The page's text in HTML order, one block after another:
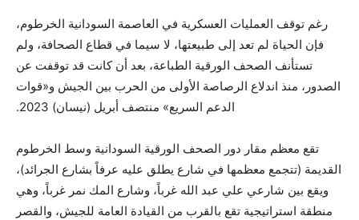
رغم توقف العمليات العسكرية في العاصمة السودانية الخرطوم،
فإن الحياة لم تعد إلى طبيعتها، لا سيما في قطاع الصحافة، ولم
تستأنف الصحف الورقية الطباعة، بعد أن كانت قد توقفت عن
الصدور، منذ اندلاع الرصاصة الأولى من الحرب بين الجيش و«قوات
الدعم السريع» منتصف أبريل (نيسان) 2023.
تقع معظم مقار دور الصحف الورقية السودانية وسط الخرطوم
القديمة (تتجمع معظمها في شارع يطلق عليه عرفاً بشارع الجرائد)،
ويقع بين شارعي علي عبد الله غرباً، وشارع المك نمر غرباً، وهي
منطقة استراتيجية تقع بالقرب من القيادة العامة للجيش، والقصر